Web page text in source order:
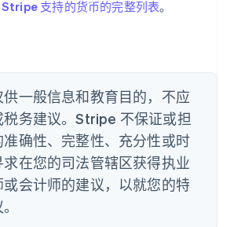
Stripe 支持的货币的完整列表。
一般信息和教育目的，不应
务建议。Stripe 不保证或担
确性、完整性、充分性或时
在您的司法管辖区获得执业
会计师的建议，以就您的特